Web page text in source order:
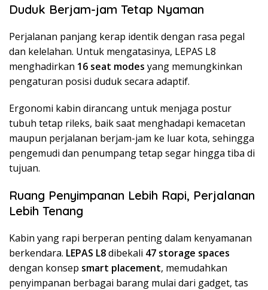
Duduk Berjam-jam Tetap Nyaman
Perjalanan panjang kerap identik dengan rasa pegal
dan kelelahan. Untuk mengatasinya, LEPAS L8
menghadirkan 16 seat modes yang memungkinkan
pengaturan posisi duduk secara adaptif.
Ergonomi kabin dirancang untuk menjaga postur
tubuh tetap rileks, baik saat menghadapi kemacetan
maupun perjalanan berjam-jam ke luar kota, sehingga
pengemudi dan penumpang tetap segar hingga tiba di
tujuan.
Ruang Penyimpanan Lebih Rapi, Perjalanan
Lebih Tenang
Kabin yang rapi berperan penting dalam kenyamanan
berkendara. LEPAS L8dibekali 47 storage spaces
dengan konsep smart placement, memudahkan
penyimpanan berbagai barang mulai dari gadget, tas